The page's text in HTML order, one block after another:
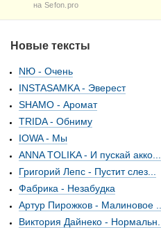
на Sefon.pro
Новые тексты
NЮ - Очень
INSTASAMKA - Эверест
SHAMO - Аромат
TRIDA - Обниму
IOWA - Мы
ANNA TOLIKA - И пускай акко...
Григорий Лепс - Пустит слез...
Фабрика - Незабудка
Артур Пирожков - Малиновое ...
Виктория Дайнеко - Нормальн...